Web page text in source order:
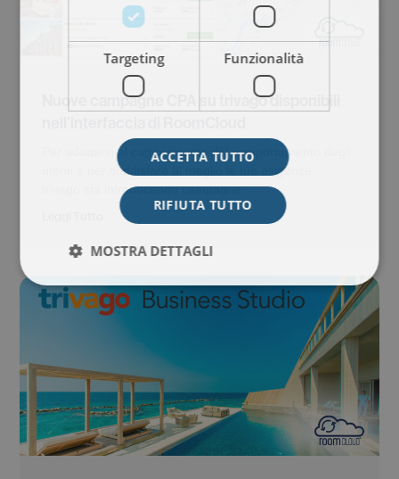
Nuove campagne CPA su trivago disponibili
Per adattarsi al cambiamento del comportamento degli
utenti e per soddisfare al meglio le tue esigenze,
trivago sta introducendo campagne
Targeting Funzionalità
ACCETTA TUTTO
RIFIUTA TUTTO
MOSTRA DETTAGLI